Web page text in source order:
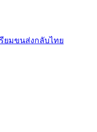
รียมขนส่งกลับไทย